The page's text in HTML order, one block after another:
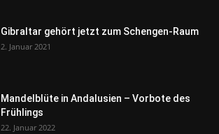
Gibraltar gehört jetzt zum Schengen-Raum
2. Januar 2021
Mandelblüte in Andalusien – Vorbote des
Frühlings
22. Januar 2022